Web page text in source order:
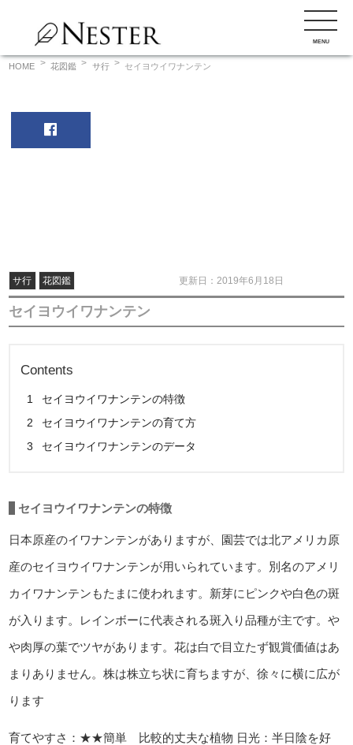
ン
MENU
HOME 花図鑑 サ行 セイヨウイワナンテン
サ行 花図鑑 更新日：2019年6月18日
セイヨウイワナンテン
Contents
1
セイヨウイワナンテンの特徴
2
セイヨウイワナンテンの育て方
3
セイヨウイワナンテンのデータ
セイヨウイワナンテンの特徴
日本原産のイワナンテンがありますが、園芸では北アメリカ原
産のセイヨウイワナンテンが用いられています。別名のアメリ
カイワナンテンもたまに使われます。新芽にピンクや白色の斑
が入ります。レインボーに代表される斑入り品種が主です。や
や肉厚の葉でツヤがあります。花は白で目立たず観賞価値はあ
まりありません。株は株立ち状に育ちますが、徐々に横に広が
ります
育てやすさ：★★簡単 比較的丈夫な植物 日光：半日陰を好